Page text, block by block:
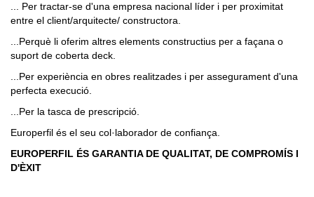
... Per tractar-se d'una empresa nacional líder i per proximitat
entre el client/arquitecte/ constructora.
...Perquè li oferim altres elements constructius per a façana o
suport de coberta deck.
...Per experiència en obres realitzades i per assegurament d'una
perfecta execució.
...Per la tasca de prescripció.
Europerfil és el seu col·laborador de confiança.
EUROPERFIL ÉS GARANTIA DE QUALITAT, DE COMPROMÍS I
D'ÈXIT